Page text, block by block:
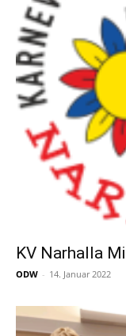
KV Narhalla
ODW - 14. Januar 2022